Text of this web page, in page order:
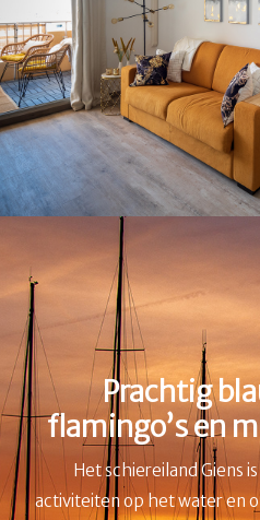
Prachtig
flamingo’s en
Het schiereiland Giens
activiteiten op het water en